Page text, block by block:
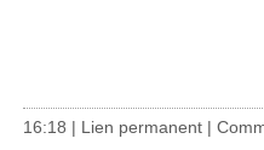
16:18 | Lien permanent |